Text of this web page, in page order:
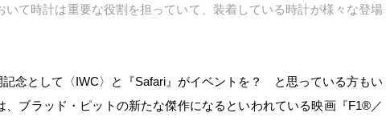
て時計は重要な役割を担っていて、装着している時計が様々な登場
念として〈IWC〉と『Safari』がイベントを？ と思っている方もい
ブラッド・ピットの新たな傑作になるといわれている映画『F1®／